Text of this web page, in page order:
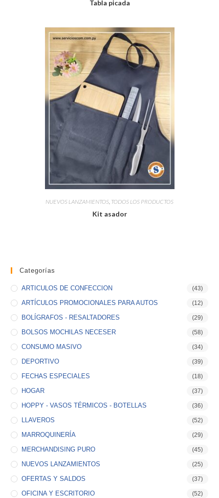
Tabla picada
NUEVOS LANZAMIENTOS TODOS LOS PRODUCTOS
Kit asador
Categorías
ARTICULOS DE CONFECCION (43)
ARTÍCULOS PROMOCIONALES PARA AUTOS (12)
BOLÍGRAFOS - RESALTADORES (29)
BOLSOS MOCHILAS NECESER (58)
CONSUMO MASIVO (34)
DEPORTIVO (39)
FECHAS ESPECIALES (18)
HOGAR (37)
HOPPY - VASOS TÉRMICOS - BOTELLAS (36)
LLAVEROS (52)
MARROQUINERÍA (29)
MERCHANDISING PURO (45)
NUEVOS LANZAMIENTOS (25)
OFERTAS Y SALDOS (37)
OFICINA Y ESCRITORIO (52)